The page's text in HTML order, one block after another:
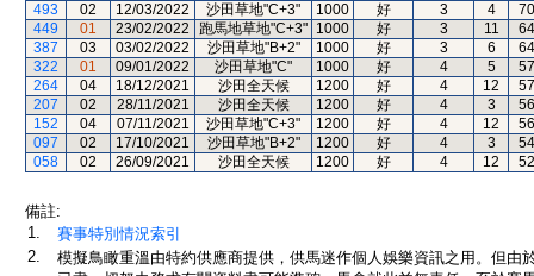
493
02 12/03/2022 沙田草地"C+3" 1000 好 3 4
70
449
01 23/02/2022 跑馬地草地"C+3" 1000 好 3 11
64
387
03 03/02/2022 沙田草地"B+2" 1000 好 3 6
64
322
01 09/01/2022 沙田草地"C" 1000 好 4 5
57
264
04 18/12/2021 沙田全天候 1200 好 4 12
57
207
02 28/11/2021 沙田全天候 1200 好 4 3
56
152
04 07/11/2021 沙田草地"C+3" 1200 好 4 12
56
097
02 17/10/2021 沙田草地"B+2" 1200 好 4 3
54
058
02 26/09/2021 沙田全天候 1200 好 4 12 52
備註:
1.
賽事特別情況索引
2.
模擬鳥瞰重溫由特約供應商提供，供馬迷作個人娛樂資訊之用。但